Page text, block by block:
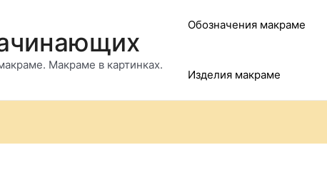
Макраме в картинках.
Обозначения макраме
Изделия макраме